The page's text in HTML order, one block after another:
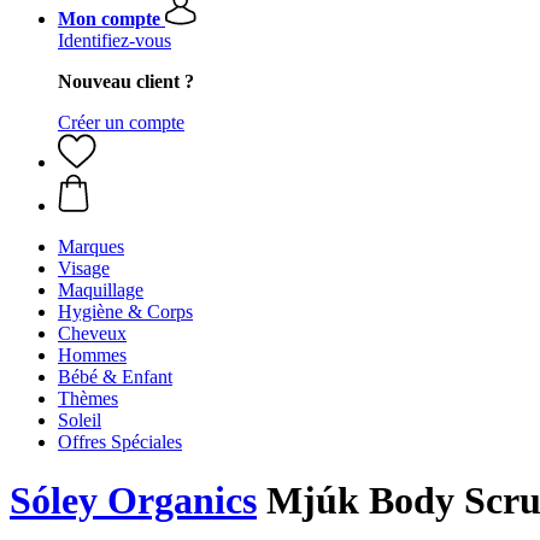
Mon compte
Identifiez-vous
Nouveau client ?
Créer un compte
Marques
Visage
Maquillage
Hygiène & Corps
Cheveux
Hommes
Bébé & Enfant
Thèmes
Soleil
Offres Spéciales
Sóley Organics Mjúk Body